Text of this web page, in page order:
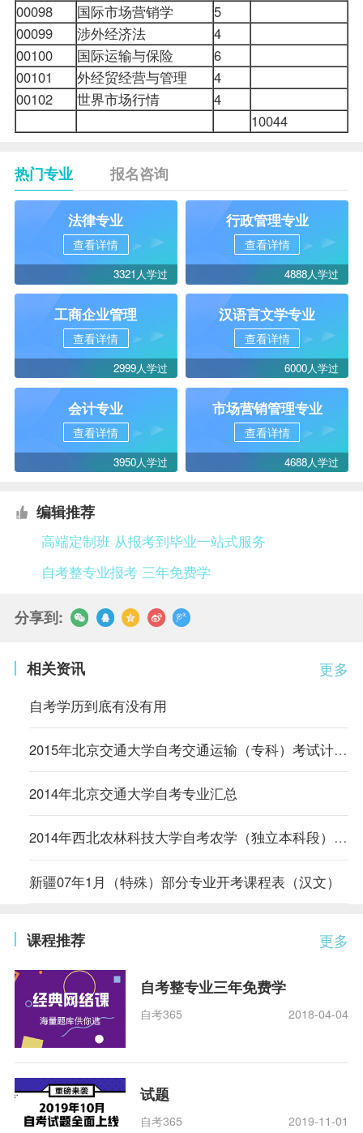
00098
国际市场营销学
5
00099
涉外经济法
4
00100
国际运输与保险
6
00101
外经贸经营与管理
4
00102
世界市场行情
4
10044
热门专业 报名咨询
法律专业
查看详情
3321人学过
行政管理专业
查看详情
4888人学过
工商企业管理
查看详情
2999人学过
汉语言文学专业
查看详情
6000人学过
会计专业
查看详情
3950人学过
市场营销管理专业
查看详情
4688人学过
编辑推荐
高端定制班 从报考到毕业一站式服务
自考整专业报考 三年免费学
分享到:
更多
相关资讯
自考学历到底有没有用
2015年北京交通大学自考交通运输（专科）考试计划（内蒙古）
2014年北京交通大学自考专业汇总
2014年西北农林科技大学自考农学（独立本科段）专业计划
新疆07年1月（特殊）部分专业开考课程表（汉文）
更多
课程推荐
自考整专业三年免费学
自考365 2018-04-04
试题
自考365 2019-11-01